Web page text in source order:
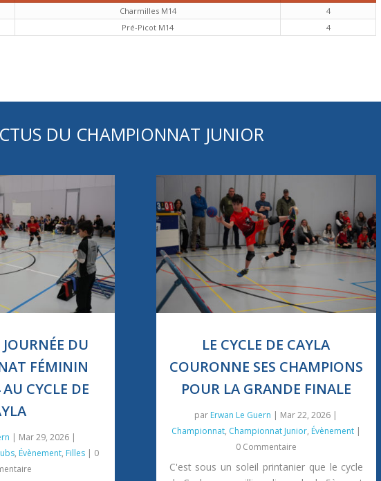
Charmilles M14
4
Pré-Picot M14 4
DU CHAMPIONNAT JUNIOR
DU
FÉMININ
CYCLE DE
| Mar 29, 2026 |
, Évènement, Filles | 0
LE CYCLE DE CAYLA
COURONNE SES CHAMPIONS
POUR LA GRANDE FINALE
par Erwan Le Guern | Mar 22, 2026 |
Championnat, Championnat Junior, Évènement|
0 Commentaire
C'est sous un soleil printanier que le cycle